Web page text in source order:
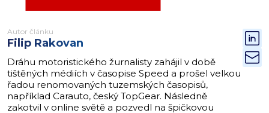
Autor článku
Filip Rakovan
Dráhu motoristického žurnalisty zahájil v době
tištěných médiích v časopise Speed a prošel velkou
řadou renomovaných tuzemských časopisů,
například Carauto, český TopGear. Následně
zakotvil v online světě a pozvedl na špičkovou